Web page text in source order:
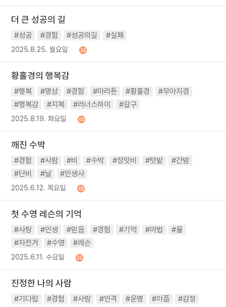
더 큰 성공의 길
#성공 #경험 #성공의길 #실패
2025.8.25. 월요일
황홀경의 행복감
#행복 #명상 #경험 #마라톤 #황홀경
#무아지경
#행복감
#지복 #러너스하이 #갈구
2025.8.19. 화요일
깨진 수박
#경험 #사람 #비 #수박 #장맛비 #텃밭
#간밤
#단비
#날 #인생사
2025.6.12. 목요일
첫 수영 레슨의 기억
#사랑 #인생 #믿음 #경험 #기억 #마법
#물
#자전거
#수영 #레슨
2025.6.11. 수요일
진정한 나의 사람
#기다림 #경험 #사람 #인격 #운명 #아픔
#감정